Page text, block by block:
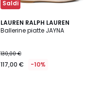
Saldi
LAUREN RALPH LAUREN
Ballerine piatte JAYNA
130,00 €
117,00 € -10%
4,7
/ 5